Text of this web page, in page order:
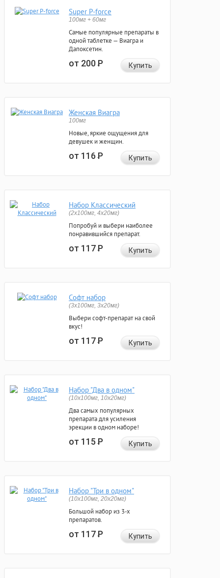
Super P-force
100мг + 60мг
Самые популярные препараты в
одной таблетке — Виагра и
Дапоксетин.
от 200Р Купить
Женская Виагра
100мг
Новые, яркие ощущения для
девушек и женщин.
от 116Р Купить
Набор Классический
(2x100мг, 4x20мг)
Попробуй и выбери наиболее
понравившийся препарат.
от 117Р Купить
Софт набор
(3x100мг, 3x20мг)
Выбери софт-препарат на свой
вкус!
от 117Р Купить
Набор "Два в одном"
(10x100мг, 10x20мг)
Два самых популярных
препарата для усиления
эрекции в одном наборе!
от 115Р Купить
Набор "Три в одном"
(10x100мг, 20x20мг)
Большой набор из 3-х
препаратов.
от 117Р Купить